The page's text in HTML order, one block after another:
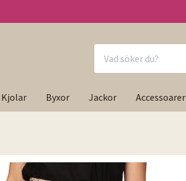
Kjolar Byxor Jackor Accessoarer